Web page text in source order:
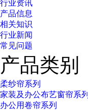
行业资讯
产品信息
相关知识
行业新闻
常见问题
产品类别
柔纱帘系列
家装及办公布艺窗帘系列
办公用卷帘系列